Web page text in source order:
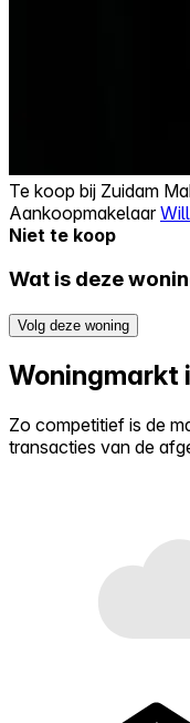
Te koop bij Zuidam
Aankoopmakelaar
Niet te koop
Wat is deze
Volg deze woning
Woningmarkt
Zo competitief is de
transacties van de